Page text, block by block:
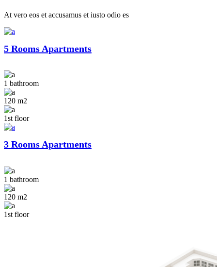
At vero eos et accusamus et iusto odio es
5 Rooms Apartments
1 bathroom
120 m2
1st floor
3 Rooms Apartments
1 bathroom
120 m2
1st floor